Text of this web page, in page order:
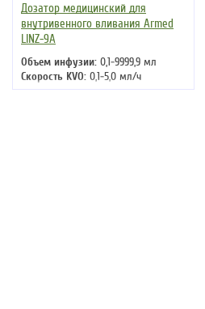
Дозатор медицинский для
внутривенного вливания Armed
LINZ-9A
Объем инфузии: 0,1-9999,9 мл
Скорость KVO: 0,1-5,0 мл/ч
Время работы от АКБ:не менее 8